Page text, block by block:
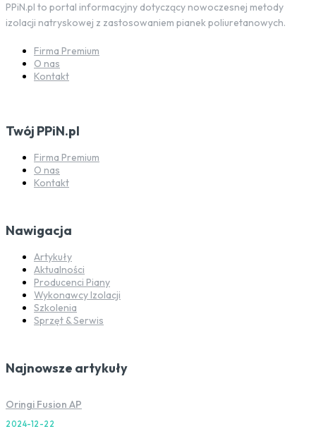
PPiN.pl to portal informacyjny dotyczący nowoczesnej metody
izolacji natryskowej z zastosowaniem pianek poliuretanowych.
Firma Premium
O nas
Kontakt
Twój PPiN.pl
Firma Premium
O nas
Kontakt
Nawigacja
Artykuły
Aktualności
Producenci Piany
Wykonawcy Izolacji
Szkolenia
Sprzęt & Serwis
Najnowsze artykuły
Oringi Fusion AP
2024-12-22